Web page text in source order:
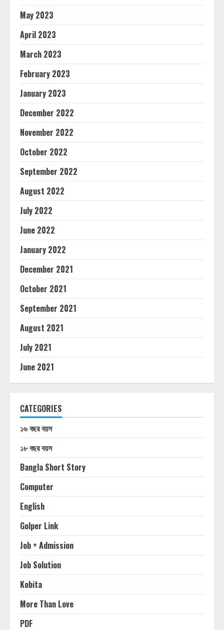
May 2023
April 2023
March 2023
February 2023
January 2023
December 2022
November 2022
October 2022
September 2022
August 2022
July 2022
June 2022
January 2022
December 2021
October 2021
September 2021
August 2021
July 2021
June 2021
CATEGORIES
১৬ বছর বয়স
১৮ বছর বয়স
Bangla Short Story
Computer
English
Golper Link
Job + Admission
Job Solution
Kobita
More Than Love
PDF